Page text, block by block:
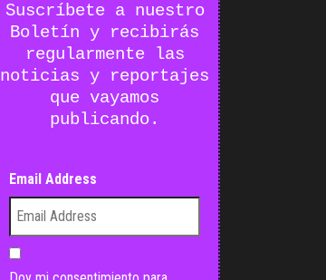
Suscríbete a nuestro
Boletín y recibirás
regularmente las
noticias y reportajes
que vayamos
publicando.
Email Address